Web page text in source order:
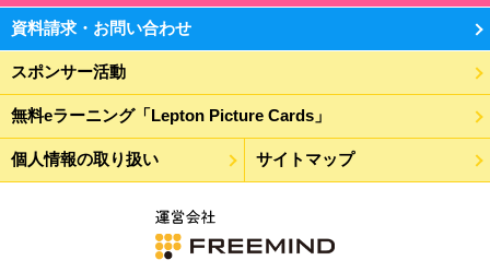
資料請求・お問い合わせ
スポンサー活動
無料eラーニング「Lepton Picture Cards」
個人情報の取り扱い サイトマップ